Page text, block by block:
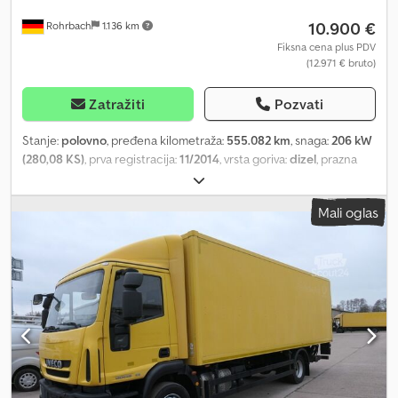
Rohrbach 1.136 km 10.900 €
Fiksna cena plus PDV
(12.971 € bruto)
Zatražiti Pozvati
Stanje: polovno, pređena kilometraža: 555.082 km, snaga:206 kW
(280,08 KS), prva registracija:11/2014, vrsta goriva:dizel, prazna
, maksimalna nosivost:
težina:11.990 kg, međuosovinsko rastojanje:4.815 mm, gorivo:
automatski,
, suspencija:ostalo
8.900 mm, dužina tovarnog prostora:7.050 mm
utovarnog prostora:2.400 mm , visina tovarnog prostora: 2.100
mm, Godina proizvodnje: 2014 , građevinska visina: 3.350 mm
Oprema: ABS, elektronski program stabilnosti (ESP), hidraulični
zadnji podizač, vučna spojnica prikolice
, Otkup ili zamena za: -
Transportna vozila - Viljuškare Cjdpfozaw H Tex Abbeha -
Komercijalna vozila - Specijalna vozila - Vozne parkove Veoma
veliki izbor Iveco Daily, Volkswagen Caddy i Volkswagen T5 iz
Mali oglas